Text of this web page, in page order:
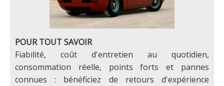
POUR TOUT SAVOIR
Fiabilité, coût d'entretien au quotidien,
consommation réelle, points forts et pannes
connues : bénéficiez de retours d'expérience